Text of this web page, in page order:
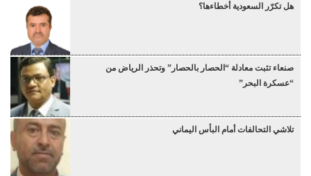
هل تكرّر السعودية أخطاءها؟
صنعاء تثبت معادلة “الحصار بالحصار” وتحذر الرياض من
“عسكرة البحر”
تلاشي التحالفات أمام البأس اليماني